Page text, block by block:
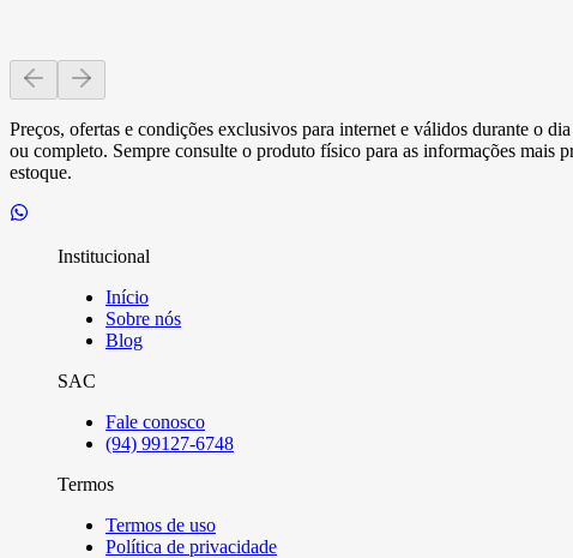
Preços, ofertas e condições exclusivos para internet e válidos durante o
ou completo. Sempre consulte o produto físico para as informações mais
estoque.
Institucional
Início
Sobre nós
Blog
SAC
Fale conosco
(94) 99127-6748
Termos
Termos de uso
Política de privacidade